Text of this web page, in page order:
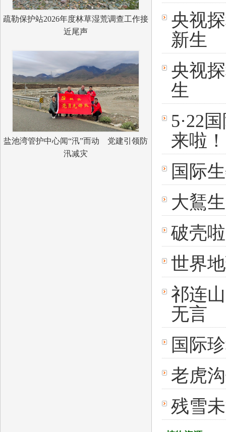
疏勒保护站2026年度林草湿荒调查工作接
近尾声
盐池湾管护中心闻“汛”而动 党建引领防
汛减灾
央视
新生
央视
生
5·22
来啦！
国际
大鵟
破壳
世界
祁连
无言
国际
老虎
残雪